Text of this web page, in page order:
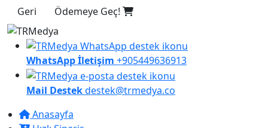
Geri
Ödemeye Geç!
WhatsApp İletişim +905449636913
Mail Destekdestek@trmedya.co
Anasayfa